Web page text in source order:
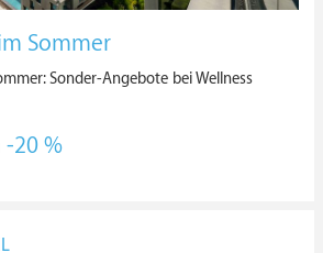
Sommer
Sonder-Angebote bei Wellness
-20 %